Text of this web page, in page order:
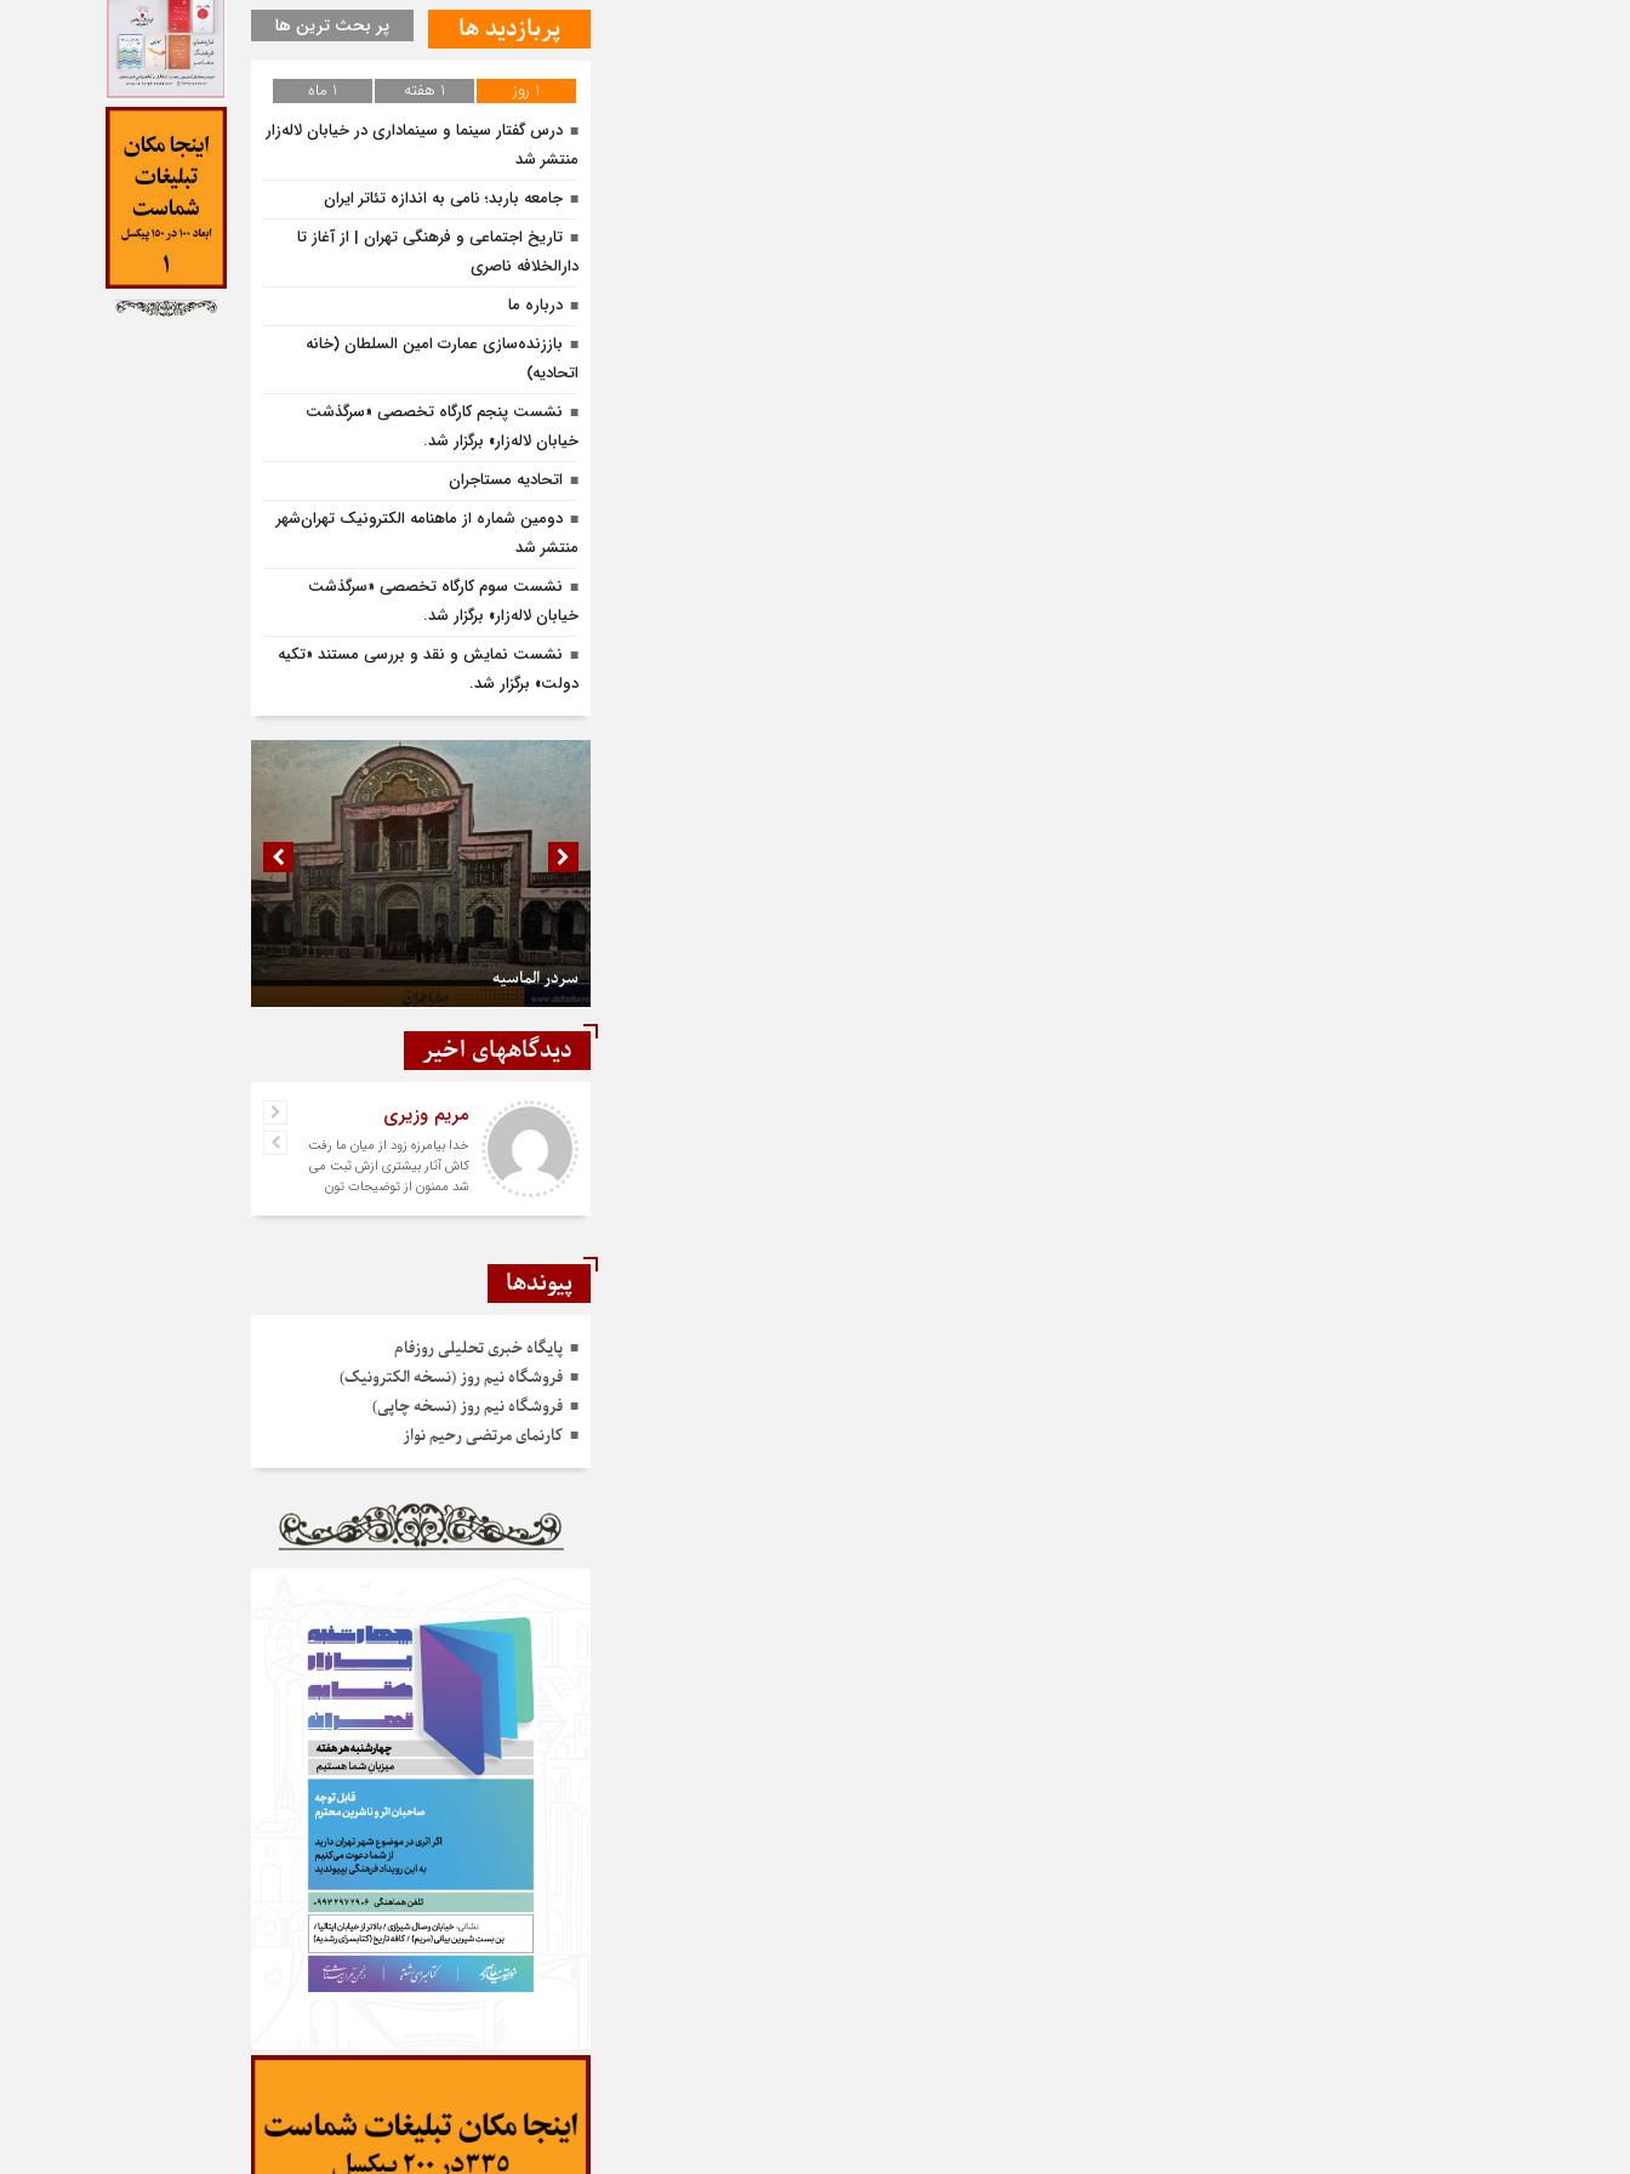
پربازدید ها پر بحث ترین ها
1 روز 1 هفته
1 ماه
درس گفتار سینما و سینماداری در خیابان لاله‌زار
منتشر شد
جامعه باربد؛ نامی به اندازه تئاتر ایران
تاریخ اجتماعی و فرهنگی تهران | از آغاز تا
دارالخلافه ناصری
درباره ما
باززنده‌سازی عمارت امین السلطان (خانه
اتحادیه)
نشست پنجم کارگاه تخصصی «سرگذشت
خیابان لاله‌زار» برگزار شد.
اتحادیه مستاجران
دومین شماره از ماهنامه الکترونیک تهران‌شهر
منتشر شد
نشست سوم کارگاه تخصصی «سرگذشت
خیابان لاله‌زار» برگزار شد.
نشست نمایش و نقد و بررسی مستند «تکیه
دولت» برگزار شد.
سردر الماسیه
دیدگاههای اخیر
مریم وزیری
خدا بیامرزه زود از میان ما رفت
کاش آثار بیشتری ازش ثبت می
شد ممنون از توضیحات تون
پیوندها
پایگاه خبری تحلیلی روزفام
فروشگاه نیم روز (نسخه الکترونیک)
فروشگاه نیم روز (نسخه چاپی)
کارنمای مرتضی رحیم نواز